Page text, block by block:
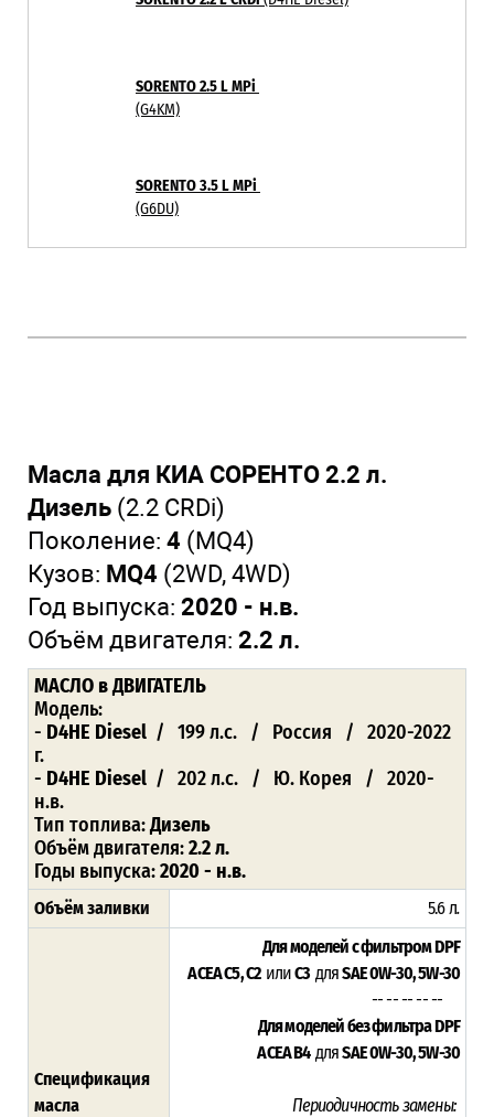
SORENTO 2.5 L MPi
(G4KM)
SORENTO 3.5 L MPi
(G6DU)
Масла для КИА СОРЕНТО 2.2 л.
Дизель (2.2 CRDi)
Поколение: 4 (MQ4)
Кузов: MQ4 (2WD, 4WD)
Год выпуска: 2020 - н.в.
Объём двигателя: 2.2 л.
МАСЛО в ДВИГАТЕЛЬ
Модель:
- D4HE Diesel / 199 л.с. / Россия / 2020-2022
г.
- D4HE Diesel / 202 л.с. / Ю. Корея / 2020-
н.в.
Тип топлива:Дизель
Объём двигателя:2.2 л.
Годы выпуска:2020 - н.в.
Объём заливки 5.6 л.
Спецификация
масла
Для моделей с фильтром DPF
ACEAC5, С2 илиC3 дляSAE 0W-30, 5W-30
-- -- -- -- --
Для моделей без фильтра DPF
ACEA B4 дляSAE 0W-30, 5W-30
Периодичность замены: